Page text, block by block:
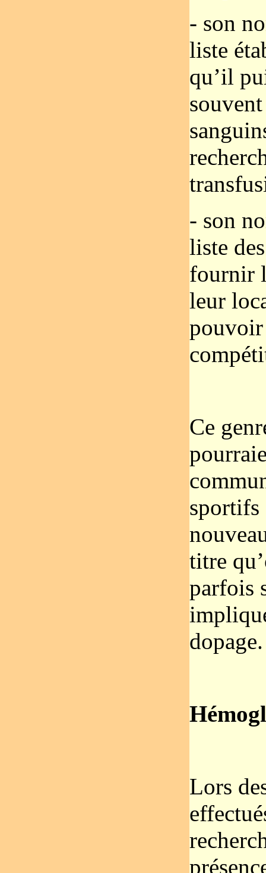
- son
liste
qu’il
- son
liste
fournir
leur
pouvoir
Ce
sportifs
titre
parfois
dopage.
Lors